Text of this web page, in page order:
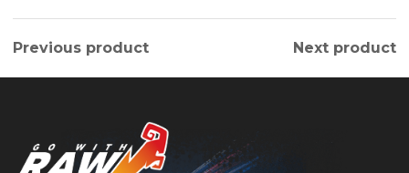
Previous product Next product